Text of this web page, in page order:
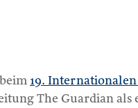
19.
The Guardian als